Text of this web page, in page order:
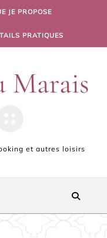
JE PROPOSE
PRATIQUES
et autres loisirs